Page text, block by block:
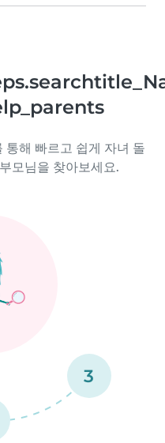
해 빠르고 쉽게 자녀 돌
모님을 찾아보세요.
3